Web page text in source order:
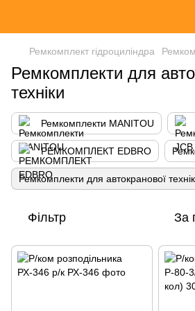
Ремкомплект гідроциліндра
Ремкомплекти для
техніки
Ремкомплекти MANITOU
РЕМКОМПЛЕКТ EDBRO
Ремкомплекти для автокранової
Фільтр За